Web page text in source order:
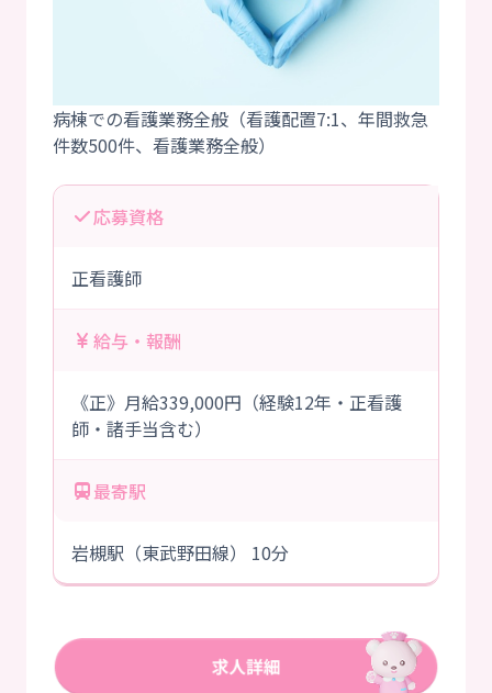
病棟での看護業務全般（看護配置7:1、年間救急
応募資格
正看護師
給与・報酬
《正》月給339,000円（経験12年・正看護
師・諸手当含む）
最寄駅
岩槻駅（東武野田線） 10分